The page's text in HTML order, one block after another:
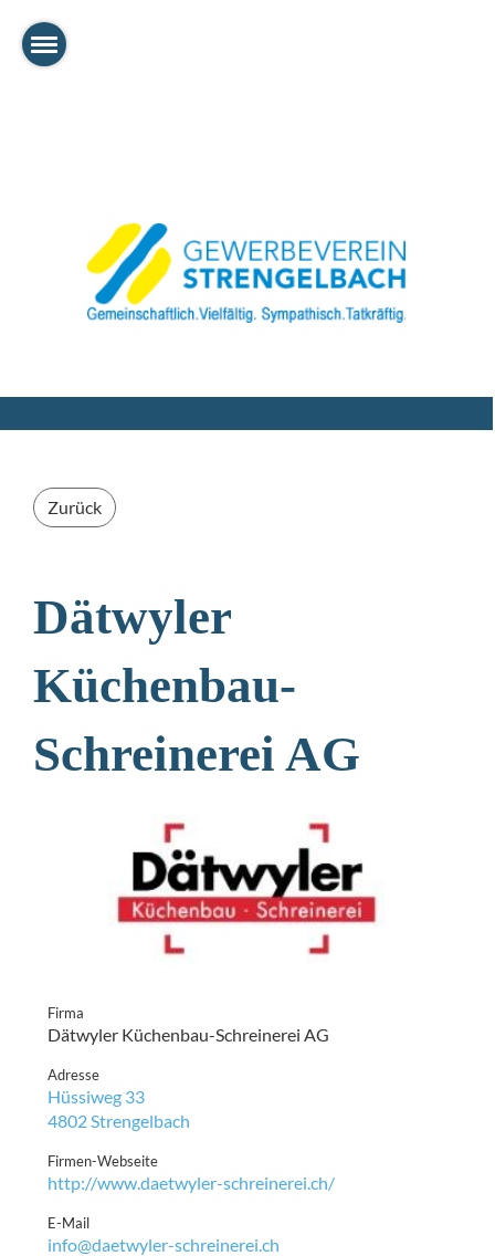
Zurück
Dätwyler
Küchenbau-
Schreinerei AG
Firma
Dätwyler Küchenbau-Schreinerei AG
Adresse
Hüssiweg 33
4802 Strengelbach
Firmen-Webseite
http://www.daetwyler-schreinerei.ch/
E-Mail
info@daetwyler-schreinerei.ch